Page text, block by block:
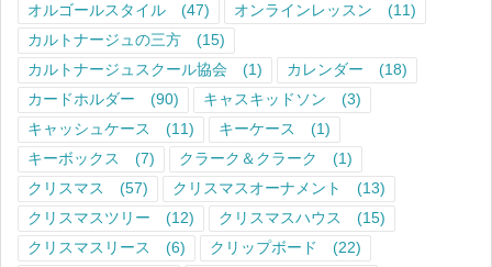
オルゴールスタイル
(47) オンラインレッスン
(11)
カルトナージュの三方
(15)
カルトナージュスクール協会
(1) カレンダー
(18)
カードホルダー
(90) キャスキッドソン
(3)
キャッシュケース
(11) キーケース
(1)
キーボックス
(7) クラーク＆クラーク
(1)
クリスマス
(57) クリスマスオーナメント
(13)
クリスマスツリー
(12) クリスマスハウス
(15)
クリスマスリース
(6) クリップボード
(22)